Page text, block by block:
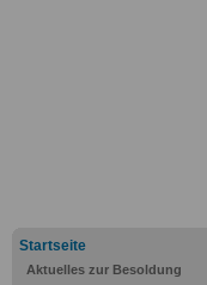
Startseite
Aktuelles zur Besoldung